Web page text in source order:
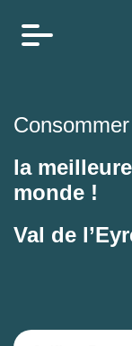
la
monde !
Val de